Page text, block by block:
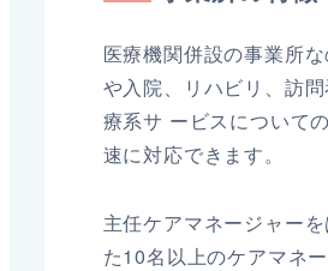
医療機関併設の事業所
や入院、リハビリ、訪
療系サ ービスについて
速に対応できます。
主任ケアマネージャー
た10名以上のケアマネ